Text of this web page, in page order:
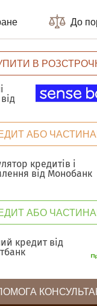
До
В
АБО
кредитів і
від Монобанк
АБО
кредит від